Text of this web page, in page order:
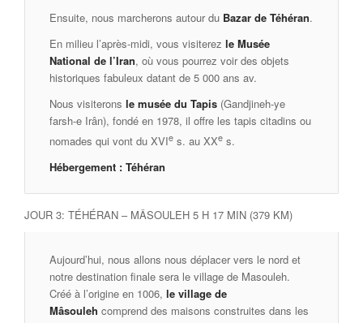
Ensuite, nous marcherons autour du Bazar de Téhéran.
En milieu l’après-midi, vous visiterez le Musée
National de l’Iran, où vous pourrez voir des objets
historiques fabuleux datant de 5 000 ans av.
Nous visiterons le musée du Tapis (Gandjineh-ye
farsh-e Irân), fondé en 1978, il offre les tapis citadins ou
nomades qui vont du XVIe s. au XXe s.
Hébergement : Téhéran
JOUR 3: TÉHÉRAN – MÂSOULEH 5 H 17 MIN (379 KM)
Aujourd’hui, nous allons nous déplacer vers le nord et
notre destination finale sera le village de Masouleh.
Créé à l’origine en 1006, le village de
Mâsouleh comprend des maisons construites dans les